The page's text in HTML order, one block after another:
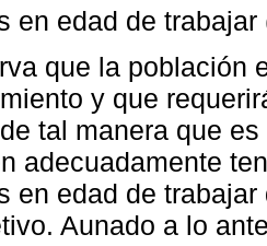
en edad de trabajar
que la población
y que
tal manera que
adecuadamente
en edad de
Aunado a lo